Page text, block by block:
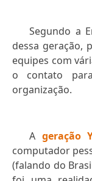
Segundo a
dessa geração,
equipes com
o contato
organização.
A geração
computador
(falando do